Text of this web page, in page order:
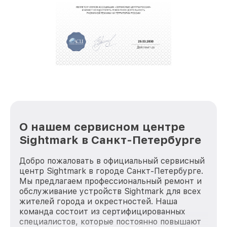
крупногабаритной техники, которые
обеспечат доставку устройств в сервис в
За годы своей деятельности мы получали только
положительные отзывы и обрели отличную
стараемся каждый день делать наш сервис еще
О нашем сервисном центре
Sightmark в Санкт-Петербурге
Добро пожаловать в официальный сервисный
центр Sightmark в городе Санкт-Петербурге.
Мы предлагаем профессиональный ремонт и
обслуживание устройств Sightmark для всех
жителей города и окрестностей. Наша
команда состоит из сертифицированных
специалистов, которые постоянно повышают